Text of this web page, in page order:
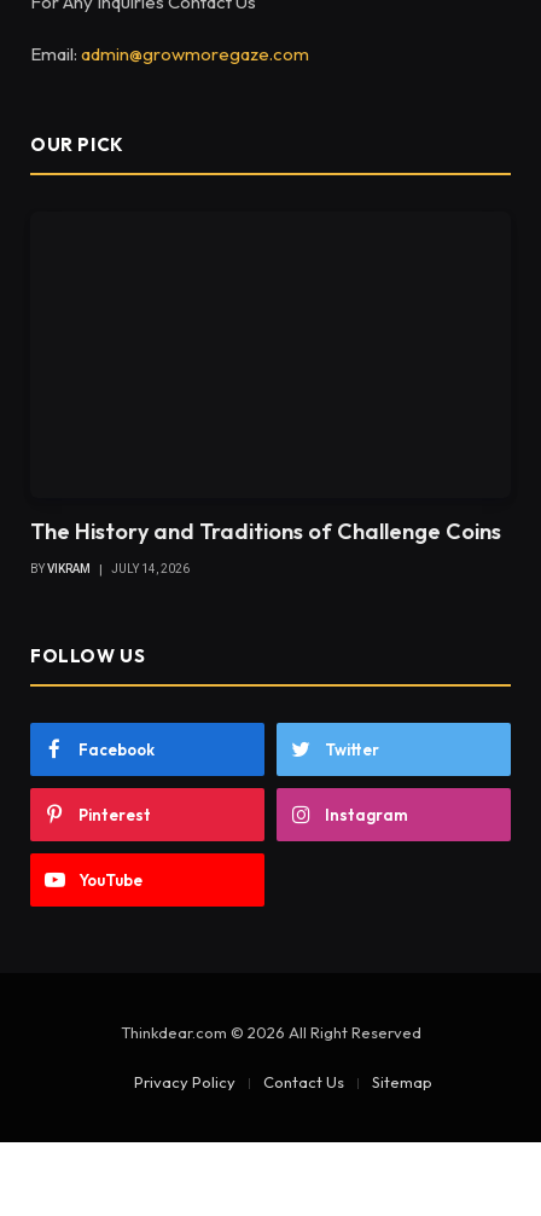
Email: admin@growmoregaze.com
OUR PICK
The History and Traditions of Challenge Coins
BYVIKRAM JULY 14, 2026
FOLLOW US
Facebook Twitter
Pinterest Instagram
YouTube
Thinkdear.com © 2026 All Right Reserved
Privacy Policy Contact Us Sitemap